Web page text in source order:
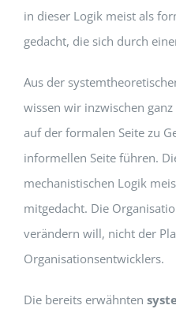
in dieser Logik meist als
gedacht, die sich durch
Aus der
wissen wir inzwischen
auf der formalen Seite zu
informellen Seite führen.
mechanistischen Logik
mitgedacht. Die
verändern will, nicht der
Organisationsentwicklers.
Die bereits erwähnten